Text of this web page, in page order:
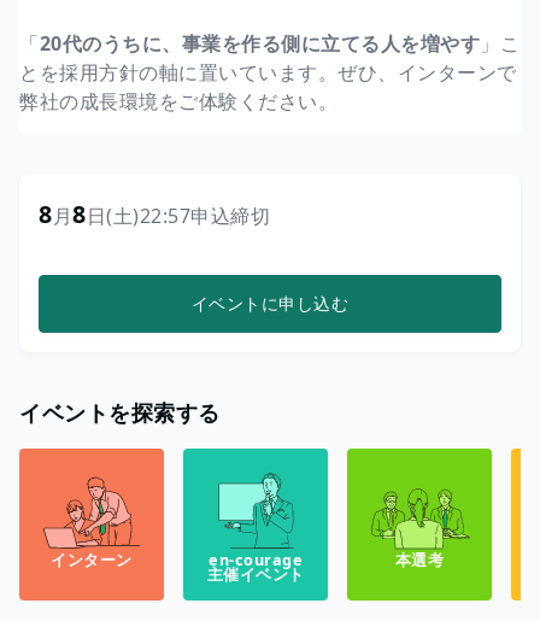
「20代のうちに、事業を作る側に立てる人を増やす 」こ
とを採用方針の軸に置いています。ぜひ、インターンで
弊社の成長環境をご体験ください。
イベントを探索する
インターン en-courage
主催イベント
本選考
8月8日(土)22:57申込締切
イベントに申し込む